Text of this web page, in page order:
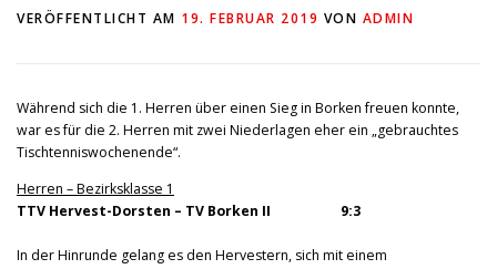
SOCIAL MEDIA TT-NEWS WER SPIELT HEUTE?
VERÖFFENTLICHT AM 19. FEBRUAR 2019 VON ADMIN
Während sich die 1. Herren über einen Sieg in Borken freuen konnte,
war es für die 2. Herren mit zwei Niederlagen eher ein „gebrauchtes
Tischtenniswochenende“.
Herren – Bezirksklasse 1
TTV Hervest-Dorsten – TV Borken II 9:3
In der Hinrunde gelang es den Hervestern, sich mit einem